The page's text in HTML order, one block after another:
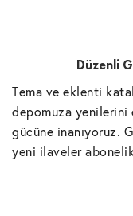
Düzenli
Tema ve eklenti
depomuza yenilerini
gücüne inanıyoruz.
yeni ilaveler